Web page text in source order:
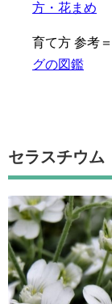
方・花まめ
育て方 参考＝
グの図鑑
セラスチウム